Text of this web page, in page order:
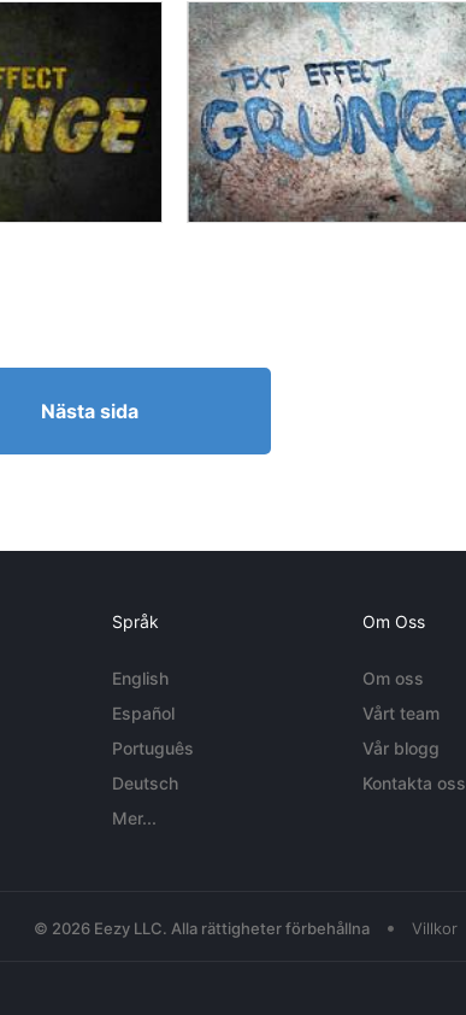
Nästa sida
Språk
English
Español
Português
Deutsch
Mer...
Om Oss
Om oss
Vårt team
Vår blogg
Kontakta oss
© 2026 Eezy LLC. Alla rättigheter förbehållna • Villkor